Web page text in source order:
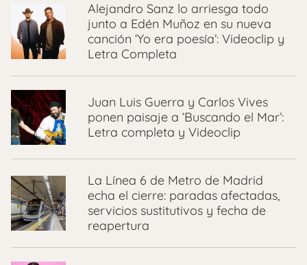
Alejandro Sanz lo arriesga todo
junto a Edén Muñoz en su nueva
canción ‘Yo era poesía’: Videoclip y
Letra Completa
Juan Luis Guerra y Carlos Vives
ponen paisaje a ‘Buscando el Mar’:
Letra completa y Videoclip
La Línea 6 de Metro de Madrid
echa el cierre: paradas afectadas,
servicios sustitutivos y fecha de
reapertura